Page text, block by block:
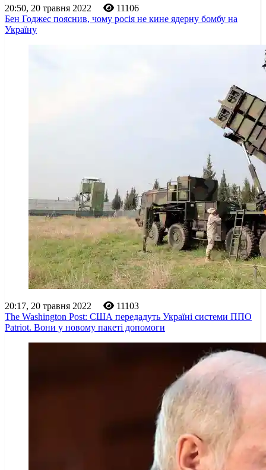
20:50, 20 травня 2022
11106
Бен Годжес пояснив, чому росія не кине ядерну бомбу на
Україну
20:17, 20 травня 2022
11103
The Washington Post: США передадуть Україні системи ППО
Patriot. Вони у новому пакеті допомоги